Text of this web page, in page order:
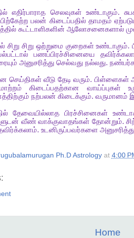
எதிர்பாராத செலவுகள் உண்டாகும்.
பலன் கிடைப்பதில் தாமதம்
கூட்டாளிகளின் ஆலோசனைகளால்
சிறு சிறு ஒற்றுமை குறைகள் உண்டாகும்.
பணப்பிரச்சினையை
அனுசரித்து செல்வது நல்லது.
செய்திகள் வீடு தேடி வரும். பிள்ளைகள்
கிடைப்பதற்கான வாய்ப்புகள்
நற்பலன் கிடைக்கும். வருமானம்
தேவையில்லாத பிரச்சினைகள்
வீண் வாக்குவாதங்கள் தோன்றும்.
. உடனிருப்பவர்களை அனுசரித்து
Ph.D Astrology at 4:00
Home